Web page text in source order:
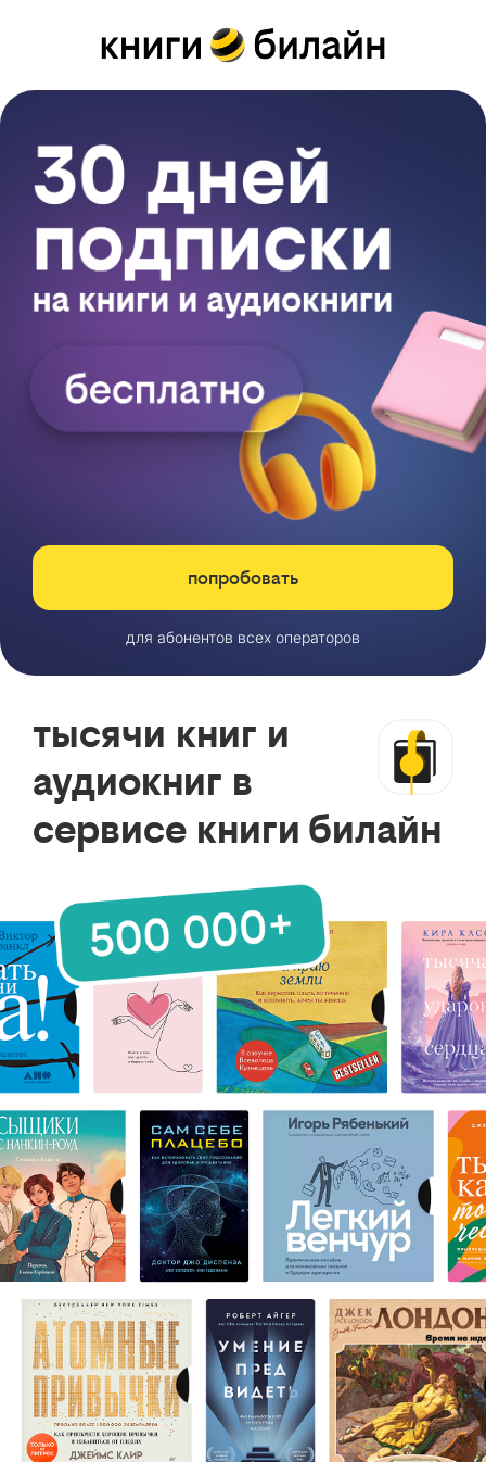
попробовать
для абонентов всех операторов
тысячи книг и
аудиокниг в
сервисе книги билайн